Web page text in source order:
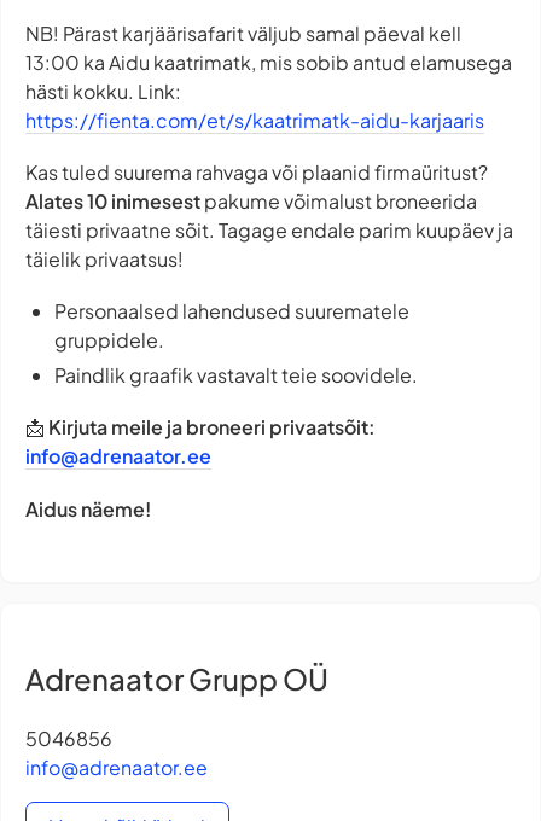
NB! Pärast karjäärisafarit väljub samal päeval kell
13:00 ka Aidu kaatrimatk, mis sobib antud elamusega
hästi kokku. Link:
https://fienta.com/et/s/kaatrimatk-aidu-karjaaris
Kas tuled suurema rahvaga või plaanid firmaüritust?
Alates 10 inimesestpakume võimalust broneerida
täiesti privaatne sõit. Tagage endale parim kuupäev ja
täielik privaatsus!
Personaalsed lahendused suurematele
gruppidele.
Paindlik graafik vastavalt teie soovidele.
📩 Kirjuta meile ja broneeri privaatsõit:
info@adrenaator.ee
Aidus näeme!
Adrenaator Grupp OÜ
5046856
info@adrenaator.ee